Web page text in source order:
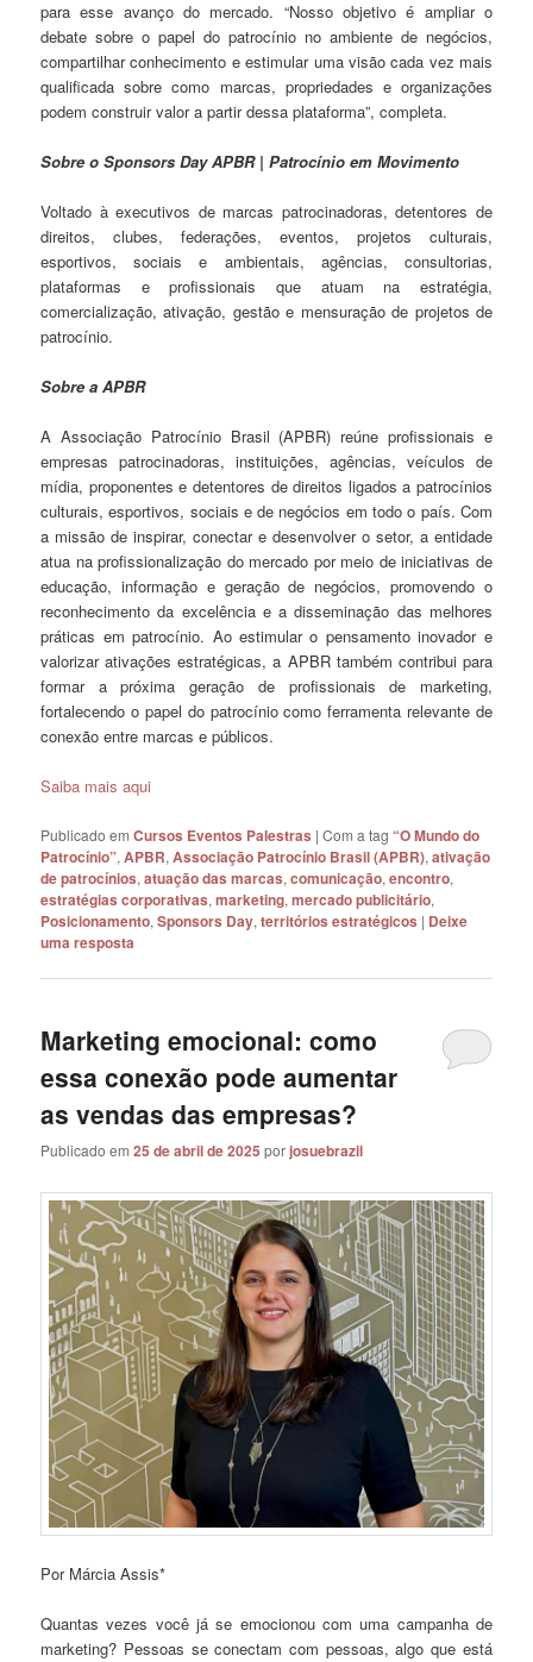
para esse avanço do mercado. “Nosso objetivo é ampliar o
debate sobre o papel do patrocínio no ambiente de negócios,
compartilhar conhecimento e estimular uma visão cada vez mais
qualificada sobre como marcas, propriedades e organizações
podem construir valor a partir dessa plataforma”, completa.
Sobre o Sponsors Day APBR | Patrocínio em Movimento
Voltado à executivos de marcas patrocinadoras, detentores de
direitos, clubes, federações, eventos, projetos culturais,
esportivos, sociais e ambientais, agências, consultorias,
plataformas e profissionais que atuam na estratégia,
comercialização, ativação, gestão e mensuração de projetos de
patrocínio.
Sobre a APBR
A Associação Patrocínio Brasil (APBR) reúne profissionais e
empresas patrocinadoras, instituições, agências, veículos de
mídia, proponentes e detentores de direitos ligados a patrocínios
culturais, esportivos, sociais e de negócios em todo o país. Com
a missão de inspirar, conectar e desenvolver o setor, a entidade
atua na profissionalização do mercado por meio de iniciativas de
educação, informação e geração de negócios, promovendo o
reconhecimento da excelência e a disseminação das melhores
práticas em patrocínio. Ao estimular o pensamento inovador e
valorizar ativações estratégicas, a APBR também contribui para
formar a próxima geração de profissionais de marketing,
fortalecendo o papel do patrocínio como ferramenta relevante de
conexão entre marcas e públicos.
Saiba mais aqui
Publicado em Cursos Eventos Palestras |Com a tag“O Mundo do
Patrocínio”,APBR,Associação Patrocínio Brasil (APBR),ativação
de patrocínios,atuação das marcas,comunicação,encontro,
estratégias corporativas,marketing,mercado publicitário,
Posicionamento,Sponsors Day,territórios estratégicos | Deixe
uma resposta
Marketing emocional: como
essa conexão pode aumentar
as vendas das empresas?
Publicado em25 de abril de 2025 porjosuebrazil
Por Márcia Assis*
Quantas vezes você já se emocionou com uma campanha de
marketing? Pessoas se conectam com pessoas, algo que está